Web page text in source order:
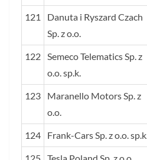
121
Danuta i Ryszard Czach
Sp. z o.o.
122
Semeco Telematics Sp. z
o.o. sp.k.
123
Maranello Motors Sp. z
o.o.
124 Frank-Cars Sp. z o.o. sp.k.
125 Tesla Poland Sp. z o.o.